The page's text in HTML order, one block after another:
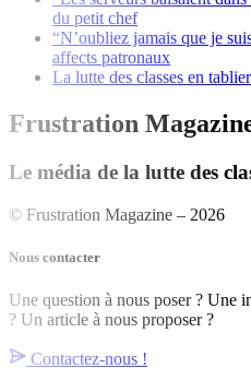
du petit chef
“N’oubliez jamais que je
affects patronaux
La lutte des classes en
Frustration
Le média de la lutte des
© Frustration Magazine – 2026
Nous contacter
Une question à nous poser ? Une
? Un article à nous proposer ?
Contactez-nous !